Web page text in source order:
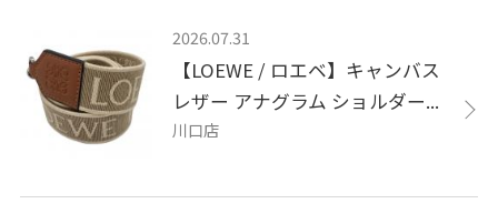
2026.07.31
【LOEWE / ロエベ】キャンバス
レザー アナグラム ショルダー...
川口店